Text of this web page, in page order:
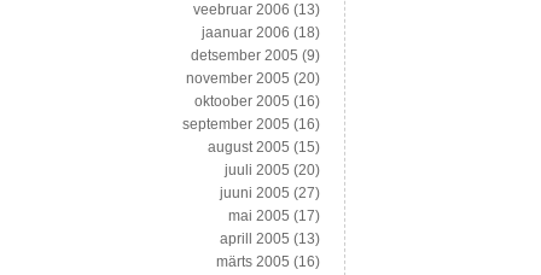
veebruar 2006 (13)
jaanuar 2006 (18)
detsember 2005 (9)
november 2005 (20)
oktoober 2005 (16)
september 2005 (16)
august 2005 (15)
juuli 2005 (20)
juuni 2005 (27)
mai 2005 (17)
aprill 2005 (13)
märts 2005 (16)